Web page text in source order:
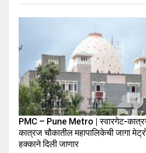
PMC – Pune Metro | स्वारगेट-
कात्रज चौकातील महापालिकेची जागा
हक्काने दिली जाणार